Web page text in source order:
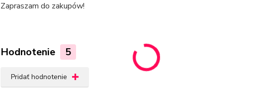
Zapraszam do zakupów!
Hodnotenie 5
Pridať hodnotenie